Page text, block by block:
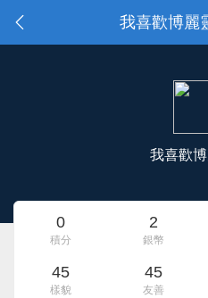
我喜歡博麗
我喜歡
0
積分
2
銀幣
45
樣貌
45
友善